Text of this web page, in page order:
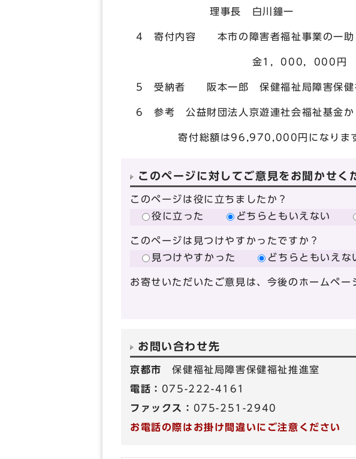
理事長 白川鐘一
4 寄付内容 本市の障害者福祉事業の一助
金1，000，000円
5 受納者 阪本一郎 保健福祉局障害保健
6 参考 公益財団法人京遊連社会福祉基金か
寄付総額は96,970,000円になります
このページに対してご意見をお聞かせく
このページは役に立ちましたか？
役に立った
どちらともいえない
このページは見つけやすかったですか？
見つけやすかった
どちらともいえな
お寄せいただいたご意見は、今後のホームペー
お問い合わせ先
京都市保健福祉局障害保健福祉推進室
電話： 075-222-4161
ファックス： 075-251-2940
お電話の際はお掛け間違いにご注意ください